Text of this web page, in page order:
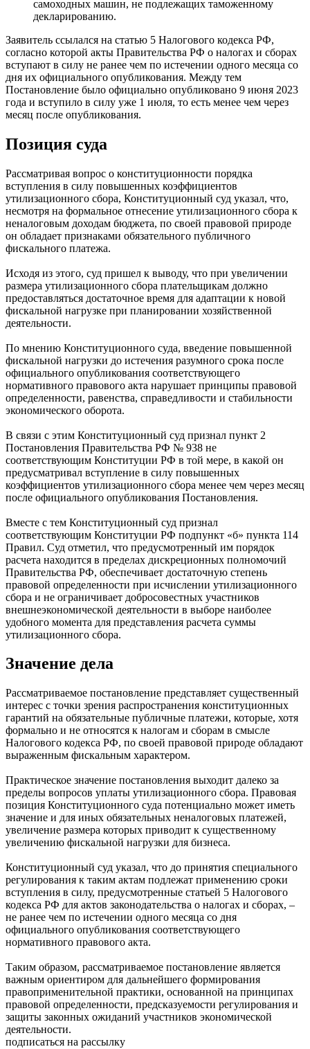
самоходных машин, не подлежащих таможенному
декларированию.
Заявитель ссылался на статью 5 Налогового кодекса РФ,
согласно которой акты Правительства РФ о налогах и сборах
вступают в силу не ранее чем по истечении одного месяца со
дня их официального опубликования. Между тем
Постановление было официально опубликовано 9 июня 2023
года и вступило в силу уже 1 июля, то есть менее чем через
месяц после опубликования.
Позиция суда
Рассматривая вопрос о конституционности порядка
вступления в силу повышенных коэффициентов
утилизационного сбора, Конституционный суд указал, что,
несмотря на формальное отнесение утилизационного сбора к
неналоговым доходам бюджета, по своей правовой природе
он обладает признаками обязательного публичного
фискального платежа.
Исходя из этого, суд пришел к выводу, что при увеличении
размера утилизационного сбора плательщикам должно
предоставляться достаточное время для адаптации к новой
фискальной нагрузке при планировании хозяйственной
деятельности.
По мнению Конституционного суда, введение повышенной
фискальной нагрузки до истечения разумного срока после
официального опубликования соответствующего
нормативного правового акта нарушает принципы правовой
определенности, равенства, справедливости и стабильности
экономического оборота.
В связи с этим Конституционный суд признал пункт 2
Постановления Правительства РФ № 938 не
соответствующим Конституции РФ в той мере, в какой он
предусматривал вступление в силу повышенных
коэффициентов утилизационного сбора менее чем через месяц
после официального опубликования Постановления.
Вместе с тем Конституционный суд признал
соответствующим Конституции РФ подпункт «б» пункта 114
Правил. Суд отметил, что предусмотренный им порядок
расчета находится в пределах дискреционных полномочий
Правительства РФ, обеспечивает достаточную степень
правовой определенности при исчислении утилизационного
сбора и не ограничивает добросовестных участников
внешнеэкономической деятельности в выборе наиболее
удобного момента для представления расчета суммы
утилизационного сбора.
Значение дела
Рассматриваемое постановление представляет существенный
интерес с точки зрения распространения конституционных
гарантий на обязательные публичные платежи, которые, хотя
формально и не относятся к налогам и сборам в смысле
Налогового кодекса РФ, по своей правовой природе обладают
выраженным фискальным характером.
Практическое значение постановления выходит далеко за
пределы вопросов уплаты утилизационного сбора. Правовая
позиция Конституционного суда потенциально может иметь
значение и для иных обязательных неналоговых платежей,
увеличение размера которых приводит к существенному
увеличению фискальной нагрузки для бизнеса.
Конституционный суд указал, что до принятия специального
регулирования к таким актам подлежат применению сроки
вступления в силу, предусмотренные статьей 5 Налогового
кодекса РФ для актов законодательства о налогах и сборах, –
не ранее чем по истечении одного месяца со дня
официального опубликования соответствующего
нормативного правового акта.
Таким образом, рассматриваемое постановление является
важным ориентиром для дальнейшего формирования
правоприменительной практики, основанной на принципах
правовой определенности, предсказуемости регулирования и
защиты законных ожиданий участников экономической
деятельности.
подписаться на рассылку